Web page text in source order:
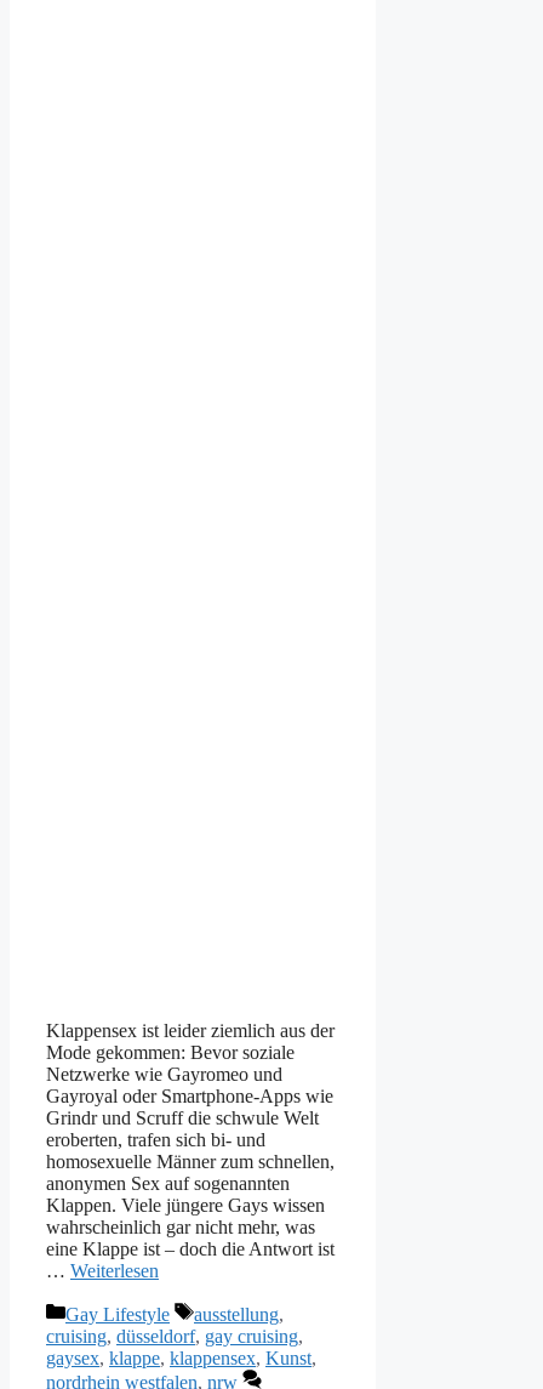
Klappensex ist leider ziemlich aus der
Mode gekommen: Bevor soziale
Netzwerke wie Gayromeo und
Gayroyal oder Smartphone-Apps wie
Grindr und Scruff die schwule Welt
eroberten, trafen sich bi- und
homosexuelle Männer zum schnellen,
anonymen Sex auf sogenannten
Klappen. Viele jüngere Gays wissen
wahrscheinlich gar nicht mehr, was
eine Klappe ist – doch die Antwort ist
… Weiterlesen
Kategorien
Gay Lifestyle Schlagwörter
ausstellung,
cruising, düsseldorf, gay cruising,
gaysex, klappe, klappensex, Kunst,
nordrhein westfalen, nrw